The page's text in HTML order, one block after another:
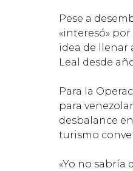
Pese a
«interesó»
idea de llenar
Leal desde
Para la
para
desbalance
turismo
«Yo no sabría